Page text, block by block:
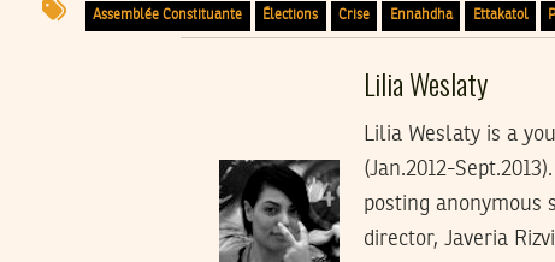
Assemblée Constituante Élections Crise Ennahdha Ettakatol
Lilia Weslaty
Lilia Weslaty is a
(Jan.2012-
posting anonymous
director, Javeria